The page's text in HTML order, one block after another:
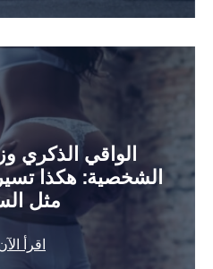
الواقي الذكري
الشخصية: هكذا
مثل
اقرأ